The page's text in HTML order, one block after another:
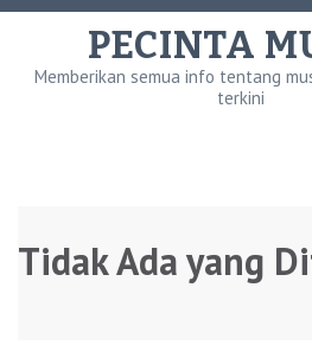
Lompat
konten
PECINTA
Memberikan semua info tentang
terkini
Tidak Ada yang